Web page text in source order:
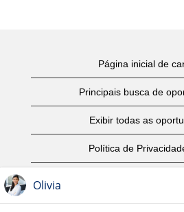
Página inicial de
Principais busca de
Exibir todas as
Política de
Aviso de Direitos